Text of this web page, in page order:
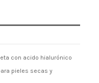
con acido hialurónico
pieles secas y